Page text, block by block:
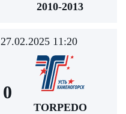
2010-2013
27.02.2025 11:20
0
TORPEDO